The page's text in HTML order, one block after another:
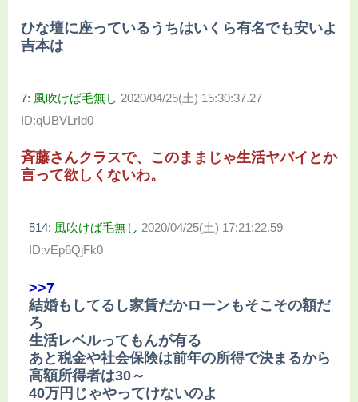
ひな壇に座っているうちはいくら有名でも安いよ
吉本は
7: 風吹けば毛無し 2020/04/25(土) 15:30:37.27
ID:qUBVLrId0
斉藤さんクラスで、このままじゃ生活ヤバイとか
言って欲しくないわ。
514: 風吹けば毛無し 2020/04/25(土) 17:21:22.59
ID:vEp6QjFk0
>>7
結婚もしてるし家賃だかローンもそこその額だ
ろ
生活レベルってもんが有る
あと税金や社会保険は前年の所得で決まるから
高額所得者は30～
40万円じゃやってけないのよ